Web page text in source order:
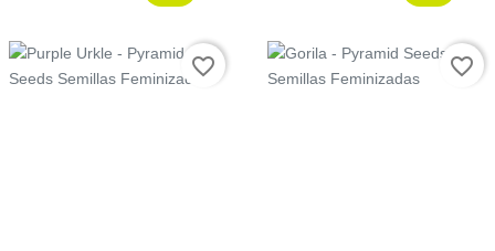
Precio favorite_border Precio favorite_border